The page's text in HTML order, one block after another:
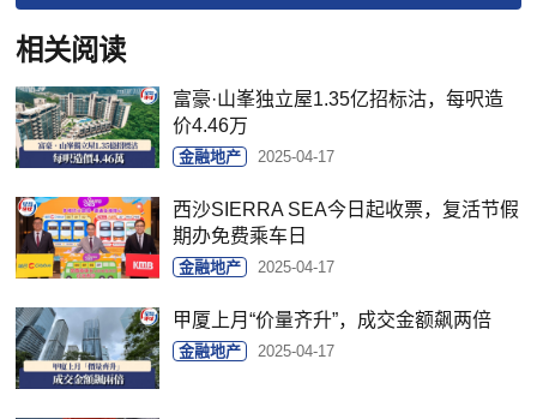
相关阅读
富豪·山峯独立屋1.35亿招标沽，每呎造
价4.46万
金融地产 2025-04-17
西沙SIERRA SEA今日起收票，复活节假
期办免费乘车日
金融地产 2025-04-17
甲厦上月“价量齐升”，成交金额飙两倍
金融地产 2025-04-17